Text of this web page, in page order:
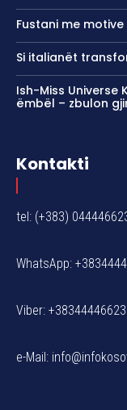
Fustani me
Si italianët
Ish-Miss Universe
ëmbël – zbulon
Kontakti
tel: (+383)
WhatsApp:
Viber: +38344446623
e-Mail: